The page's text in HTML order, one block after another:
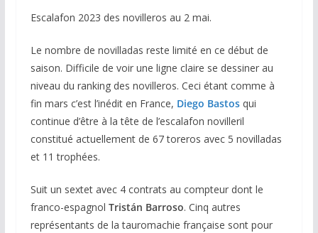
Escalafon 2023 des novilleros au 2 mai.
Le nombre de novilladas reste limité en ce début de
saison. Difficile de voir une ligne claire se dessiner au
niveau du ranking des novilleros. Ceci étant comme à
fin mars c’est l’inédit en France, Diego Bastosqui
continue d’être à la tête de l’escalafon novilleril
constitué actuellement de 67 toreros avec 5 novilladas
et 11 trophées.
Suit un sextet avec 4 contrats au compteur dont le
franco-espagnol Tristán Barroso. Cinq autres
représentants de la tauromachie française sont pour